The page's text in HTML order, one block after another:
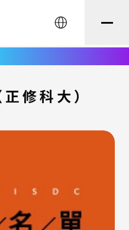
English
修科大）